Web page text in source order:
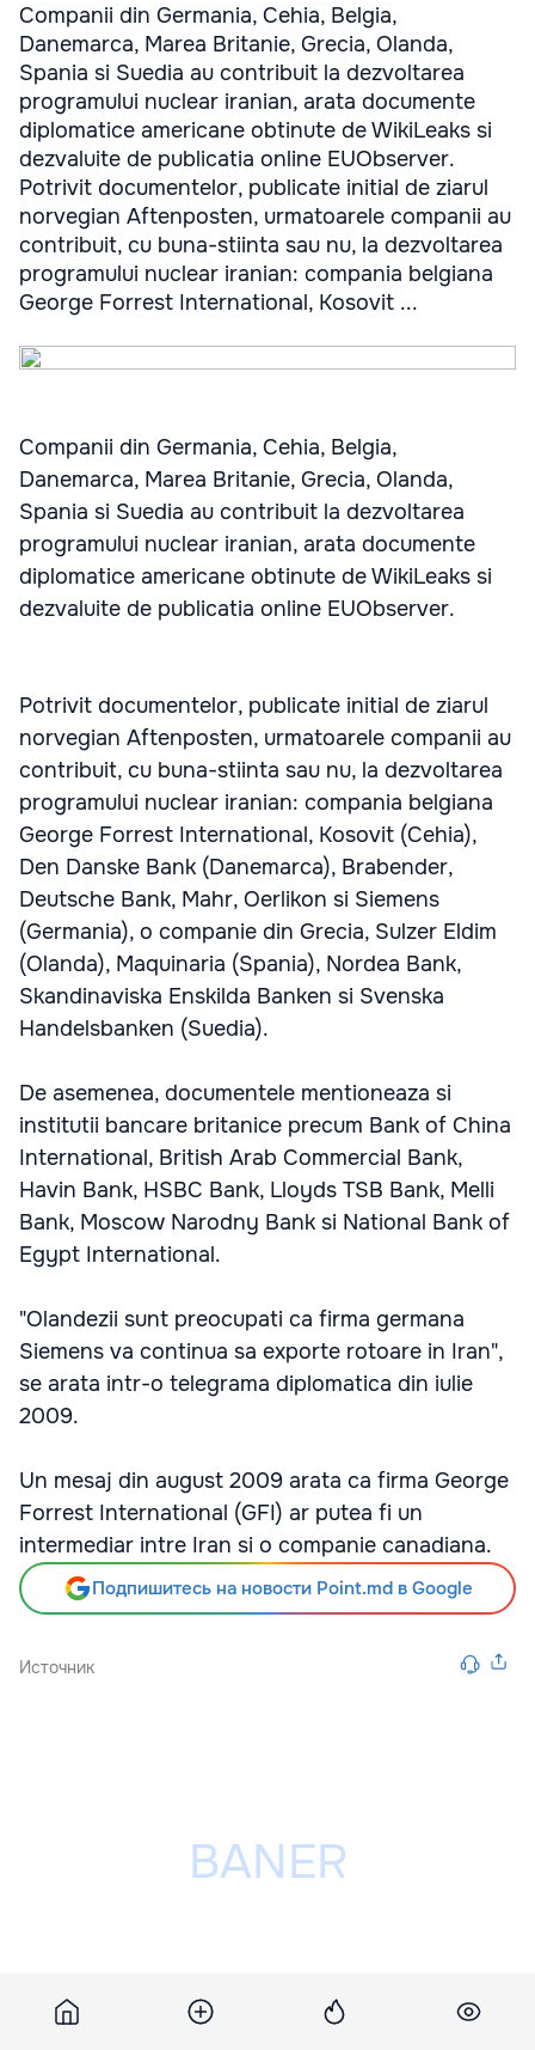
Companii din Germania, Cehia, Belgia,
Danemarca, Marea Britanie, Grecia, Olanda,
Spania si Suedia au contribuit la dezvoltarea
programului nuclear iranian, arata documente
diplomatice americane obtinute de WikiLeaks si
dezvaluite de publicatia online EUObserver.
Potrivit documentelor, publicate initial de ziarul
norvegian Aftenposten, urmatoarele companii au
contribuit, cu buna-stiinta sau nu, la dezvoltarea
programului nuclear iranian: compania belgiana
George Forrest International, Kosovit ...
Companii din Germania, Cehia, Belgia,
Danemarca, Marea Britanie, Grecia, Olanda,
Spania si Suedia au contribuit la dezvoltarea
programului nuclear iranian, arata documente
diplomatice americane obtinute de WikiLeaks si
dezvaluite de publicatia online EUObserver.
Potrivit documentelor, publicate initial de ziarul
norvegian Aftenposten, urmatoarele companii au
contribuit, cu buna-stiinta sau nu, la dezvoltarea
programului nuclear iranian: compania belgiana
George Forrest International, Kosovit (Cehia),
Den Danske Bank (Danemarca), Brabender,
Deutsche Bank, Mahr, Oerlikon si Siemens
(Germania), o companie din Grecia, Sulzer Eldim
(Olanda), Maquinaria (Spania), Nordea Bank,
Skandinaviska Enskilda Banken si Svenska
Handelsbanken (Suedia).
De asemenea, documentele mentioneaza si
institutii bancare britanice precum Bank of China
International, British Arab Commercial Bank,
Havin Bank, HSBC Bank, Lloyds TSB Bank, Melli
Bank, Moscow Narodny Bank si National Bank of
Egypt International.
"Olandezii sunt preocupati ca firma germana
Siemens va continua sa exporte rotoare in Iran",
se arata intr-o telegrama diplomatica din iulie
2009.
Un mesaj din august 2009 arata ca firma George
Forrest International (GFI) ar putea fi un
intermediar intre Iran si o companie canadiana.
Подпишитесь на новости Point.md в Google
Источник
Разместить рекламу на сайте